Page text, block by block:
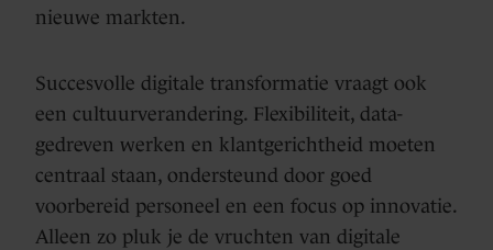
nieuwe markten.
Succesvolle digitale transformatie vraagt ook
een cultuurverandering. Flexibiliteit, data-
gedreven werken en klantgerichtheid moeten
centraal staan, ondersteund door goed
voorbereid personeel en een focus op innovatie.
Alleen zo pluk je de vruchten van digitale